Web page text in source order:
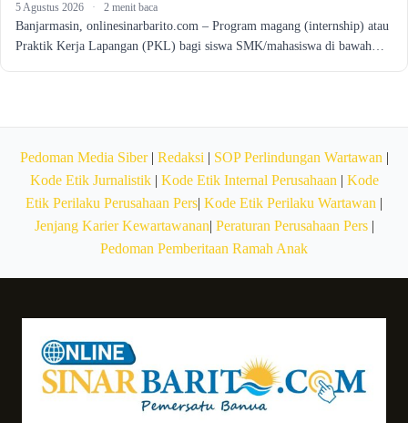
5 Agustus 2026 · 2 menit baca
Banjarmasin, onlinesinarbarito.com – Program magang (internship) atau
Praktik Kerja Lapangan (PKL) bagi siswa SMK/mahasiswa di bawah…
Pedoman Media Siber| Redaksi | SOP Perlindungan Wartawan |
Kode Etik Jurnalistik| Kode Etik Internal Perusahaan | Kode
Etik Perilaku Perusahaan Pers| Kode Etik Perilaku Wartawan |
Jenjang Karier Kewartawanan| Peraturan Perusahaan Pers|
Pedoman Pemberitaan Ramah Anak